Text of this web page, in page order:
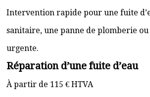
Intervention rapide pour une fuite
sanitaire, une panne de plomberie
urgente.
Réparation d’une fuite d’eau
À partir de 115 € HTVA